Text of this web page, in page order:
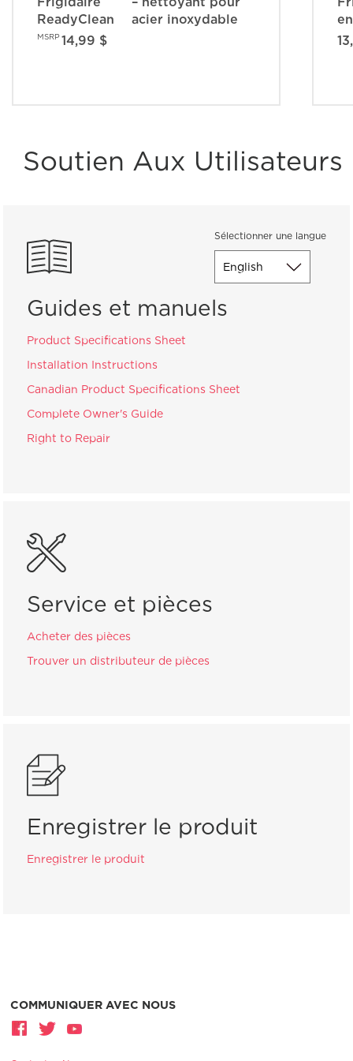
ReadyClean
acier inoxydable
MSRP 14,99 $
Soutien Aux Utilisateurs
Sélectionner une langue
Guides et manuels
Product Specifications Sheet
Installation Instructions
Canadian Product Specifications Sheet
Complete Owner's Guide
Right to Repair
Service et pièces
Acheter des pièces
Trouver un distributeur de pièces
Enregistrer le produit
Enregistrer le produit
COMMUNIQUER AVEC NOUS